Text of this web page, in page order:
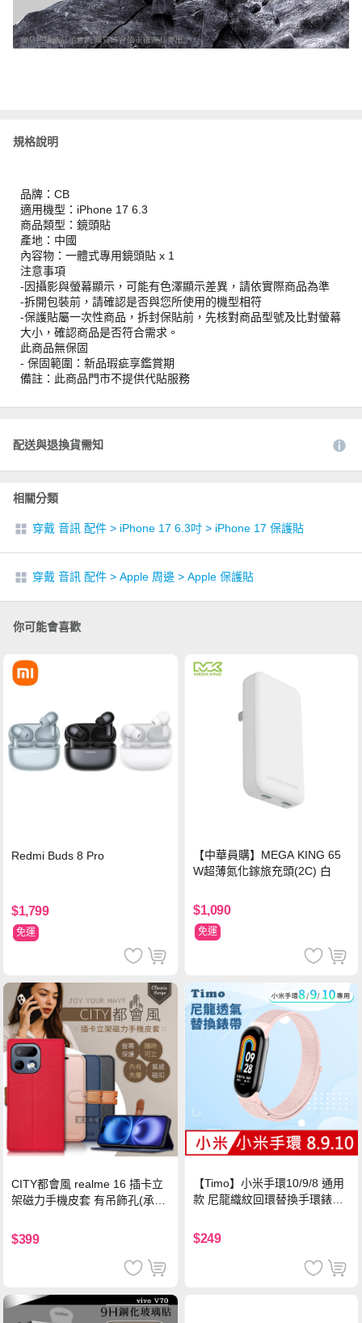
規格說明
品牌：CB
適用機型：iPhone 17 6.3
商品類型：鏡頭貼
產地：中國
內容物：一體式專用鏡頭貼 x 1
注意事項
-因攝影與螢幕顯示，可能有色澤顯示差異，請依實際商品為準
-拆開包裝前，請確認是否與您所使用的機型相符
-保護貼屬一次性商品，拆封保貼前，先核對商品型號及比對螢幕
大小，確認商品是否符合需求。
此商品無保固
- 保固範圍：新品瑕疵享鑑賞期
備註：此商品門市不提供代貼服務
配送與退換貨需知
相關分類
穿戴 音訊 配件 > iPhone 17 6.3吋 > iPhone 17 保護貼
穿戴 音訊 配件 > Apple 周邊 > Apple 保護貼
你可能會喜歡
Redmi Buds 8 Pro
$1,799
免運
【中華員購】MEGA KING 65
W超薄氮化鎵旅充頭(2C) 白
$1,090
免運
CITY都會風 realme 16 插卡立
架磁力手機皮套 有吊飾孔(承諾
$399
【Timo】小米手環10/9/8 通用
款 尼龍織紋回環替換手環錶帶-
$249